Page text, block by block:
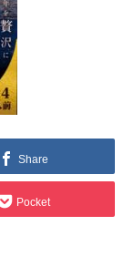
Share
Pocket